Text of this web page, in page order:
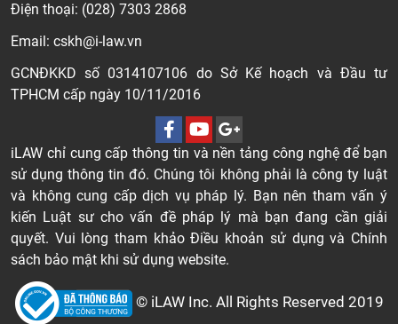
Điện thoại: (028) 7303 2868
Email: cskh@i-law.vn
GCNĐKKD số 0314107106 do Sở Kế hoạch và Đầu tư
TPHCM cấp ngày 10/11/2016
iLAW chỉ cung cấp thông tin và nền tảng công nghệ để bạn
sử dụng thông tin đó. Chúng tôi không phải là công ty luật
và không cung cấp dịch vụ pháp lý. Bạn nên tham vấn ý
kiến Luật sư cho vấn đề pháp lý mà bạn đang cần giải
quyết. Vui lòng tham khảo Điều khoản sử dụng và Chính
sách bảo mật khi sử dụng website.
© iLAW Inc. All Rights Reserved 2019